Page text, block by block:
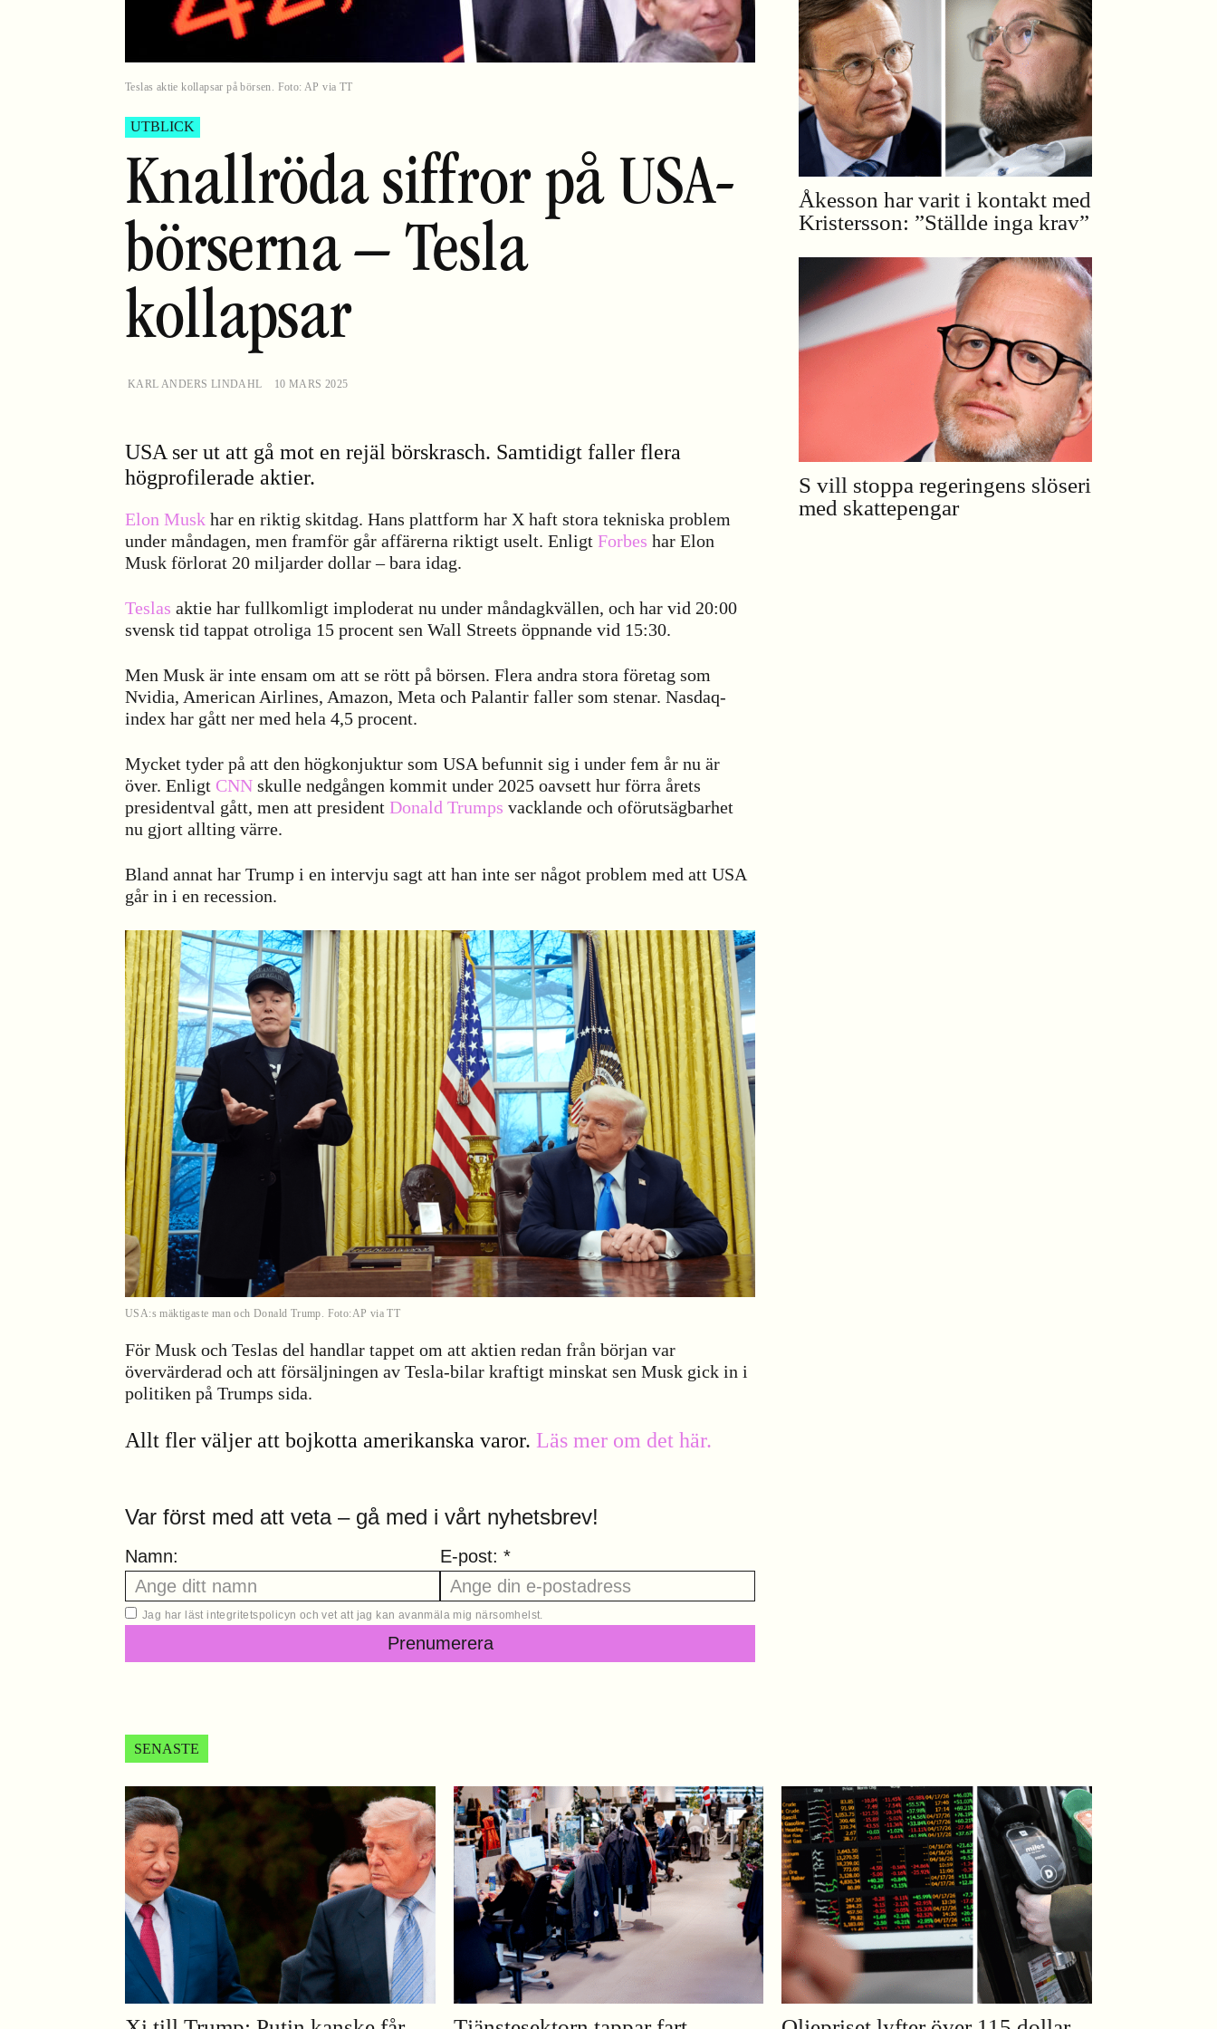
Teslas aktie kollapsar på börsen. Foto: AP via TT
UTBLICK
Knallröda siffror på USA-
börserna – Tesla
kollapsar
KARL ANDERS LINDAHL 10 MARS 2025
USA ser ut att gå mot en rejäl börskrasch. Samtidigt faller flera
högprofilerade aktier.
Elon Musk har en riktig skitdag. Hans plattform har X haft stora tekniska problem
under måndagen, men framför går affärerna riktigt uselt. Enligt Forbes har Elon
Musk förlorat 20 miljarder dollar – bara idag.
Teslas aktie har fullkomligt imploderat nu under måndagkvällen, och har vid 20:00
svensk tid tappat otroliga 15 procent sen Wall Streets öppnande vid 15:30.
Men Musk är inte ensam om att se rött på börsen. Flera andra stora företag som
Nvidia, American Airlines, Amazon, Meta och Palantir faller som stenar. Nasdaq-
index har gått ner med hela 4,5 procent.
Mycket tyder på att den högkonjuktur som USA befunnit sig i under fem år nu är
över. Enligt CNN skulle nedgången kommit under 2025 oavsett hur förra årets
presidentval gått, men att president Donald Trumps vacklande och oförutsägbarhet
nu gjort allting värre.
Bland annat har Trump i en intervju sagt att han inte ser något problem med att USA
går in i en recession.
USA:s mäktigaste man och Donald Trump. Foto:AP via TT
För Musk och Teslas del handlar tappet om att aktien redan från början var
övervärderad och att försäljningen av Tesla-bilar kraftigt minskat sen Musk gick in i
politiken på Trumps sida.
Allt fler väljer att bojkotta amerikanska varor. Läs mer om det här.
Var först med att veta – gå med i vårt nyhetsbrev!
Namn: E-post: *
Jag har läst integritetspolicyn och vet att jag kan avanmäla mig närsomhelst.
Prenumerera
Åkesson har varit i kontakt med
Kristersson: ”Ställde inga krav”
S vill stoppa regeringens slöseri
med skattepengar
SENASTE